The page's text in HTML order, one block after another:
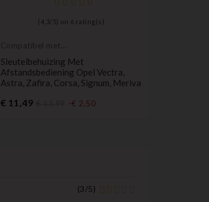
( 4,3/ 5) on 6 rating(s)
Compatibel met
Sleutelbehuizing Met
Afstandsbediening Opel Vectra,
Astra, Zafira, Corsa, Signum, Meriva
€ 11,49 -€ 2,50Prijs
(3/5)